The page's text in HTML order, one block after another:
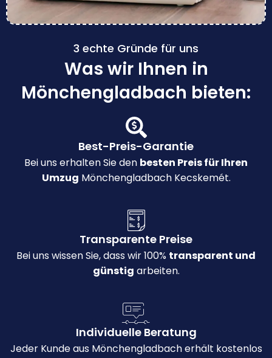
3 echte Gründe für uns
Was wir Ihnen in
Mönchengladbach bieten:
Best-Preis-Garantie
Bei uns erhalten Sie den besten Preis für Ihren
Umzug Mönchengladbach Kecskemét.
Transparente Preise
Bei uns wissen Sie, dass wir 100% transparent und
günstig arbeiten.
Individuelle Beratung
Jeder Kunde aus Mönchengladbach erhält kostenlos